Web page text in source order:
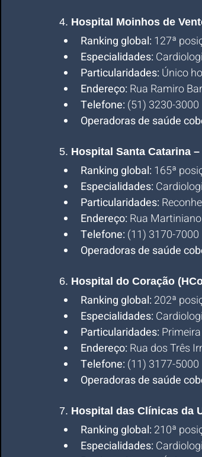
4. Hospital Moinhos de
Ranking global: 127ª
Especialidades:
Particularidades: Único
Endereço: Rua Ramiro
Telefone: (51) 3230-3000
Operadoras de saúde
5. Hospital Santa Catarina
Ranking global: 165ª
Especialidades:
Particularidades:
Endereço: Rua
Telefone: (11) 3170-7000
Operadoras de saúde
6. Hospital do Coração
Ranking global: 202ª
Especialidades:
Particularidades:
Endereço: Rua dos Três
Telefone: (11) 3177-5000
Operadoras de saúde
7. Hospital das Clínicas da
Ranking global: 210ª
Especialidades: